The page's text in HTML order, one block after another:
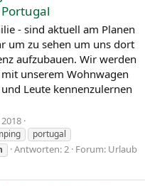
- sind aktuell am Planen
um zu sehen um uns dort
aufzubauen. Wir werden
unserem Wohnwagen
Leute kennenzulernen
portugal
Antworten: 2 Forum: Urlaub